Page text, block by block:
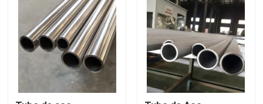
Sobre nós
Excursão da fábrica
Controle da qualidade